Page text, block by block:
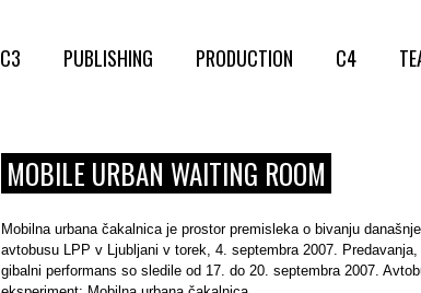
C3 PUBLISHING PRODUCTION C4
MOBILE URBAN WAITING ROOM
Mobilna urbana čakalnica je prostor premisleka o bivanju
avtobusu LPP v Ljubljani v torek, 4. septembra 2007.
gibalni performans so sledile od 17. do 20. septembra 2007.